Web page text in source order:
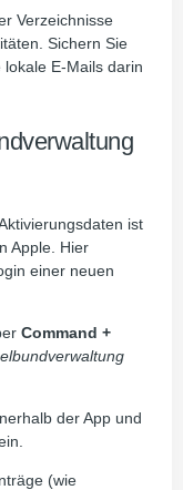
Verzeichnisse
Sichern Sie
E-Mails darin
ist
Apple. Hier
einer neuen
Command +
der App und
(wie